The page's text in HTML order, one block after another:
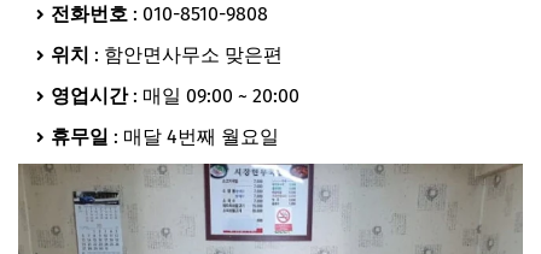
전화번호 : 010-8510-9808
위치 : 함안면사무소 맞은편
영업시간: 매일 09:00 ~ 20:00
휴무일 : 매달 4번째 월요일